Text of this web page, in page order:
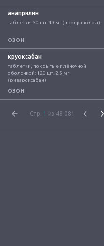
анаприлин
таблетки: 50 шт. 40 мг (пропранолол)
ОЗОН
круоксабан
таблетки, покрытые плёночной
оболочкой: 120 шт. 2.5 мг
(ривароксабан)
ОЗОН
Стр. 1 из 48 081